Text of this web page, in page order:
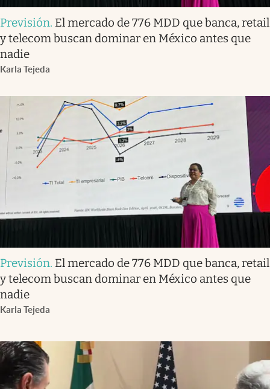
Previsión. El mercado de 776 MDD que banca, retail
y telecom buscan dominar en México antes que
nadie
Karla Tejeda
Previsión. El mercado de 776 MDD que banca, retail
y telecom buscan dominar en México antes que
nadie
Karla Tejeda